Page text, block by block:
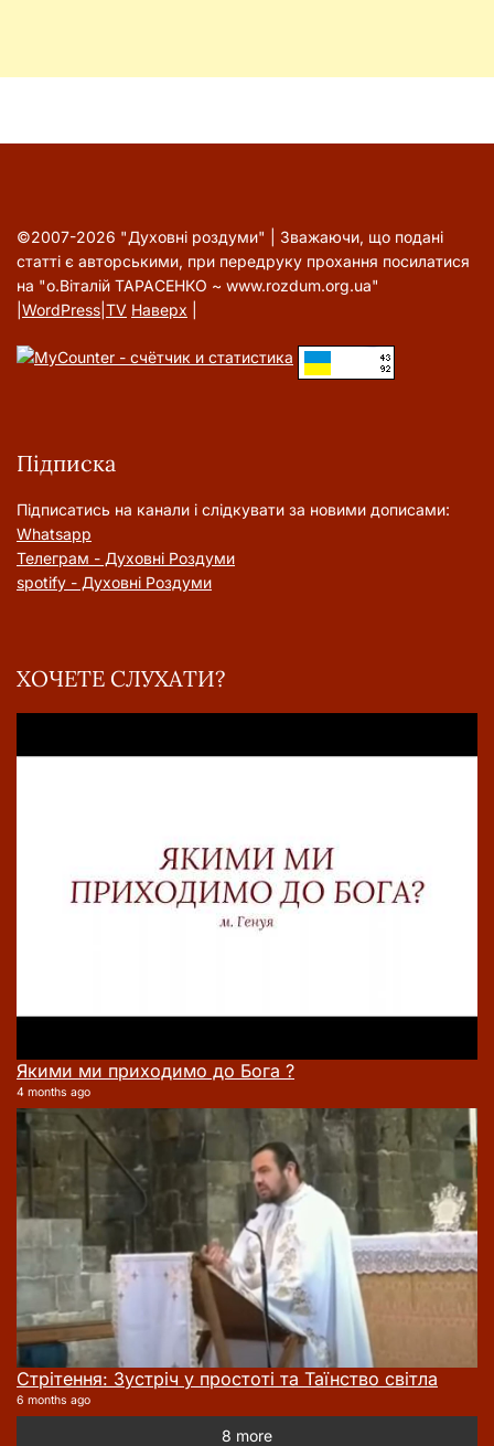
©2007-2026 "Духовні роздуми" | Зважаючи, що подані
статті є авторськими, при передруку прохання посилатися
на "о.Віталій ТАРАСЕНКО ~ www.rozdum.org.ua"
WordPress TV Наверх
Підписка
Підписатись на канали і слідкувати за новими дописами:
Whatsapp
Телеграм - Духовні Роздуми
spotify - Духовні Роздуми
ХОЧЕТЕ СЛУХАТИ?
Якими ми приходимо до Бога ?
4 months ago
Стрітення: Зустріч у простоті та Таїнство світла
6 months ago
8 more